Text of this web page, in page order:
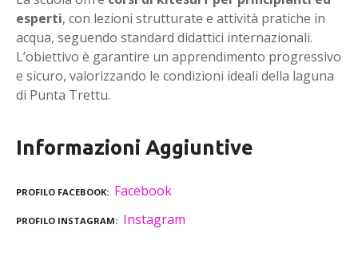
esperti, con lezioni strutturate e attività pratiche in
acqua, seguendo standard didattici internazionali.
L’obiettivo è garantire un apprendimento progressivo
e sicuro, valorizzando le condizioni ideali della laguna
di Punta Trettu.
Informazioni Aggiuntive
PROFILO FACEBOOK Facebook
PROFILO INSTAGRAM Instagram